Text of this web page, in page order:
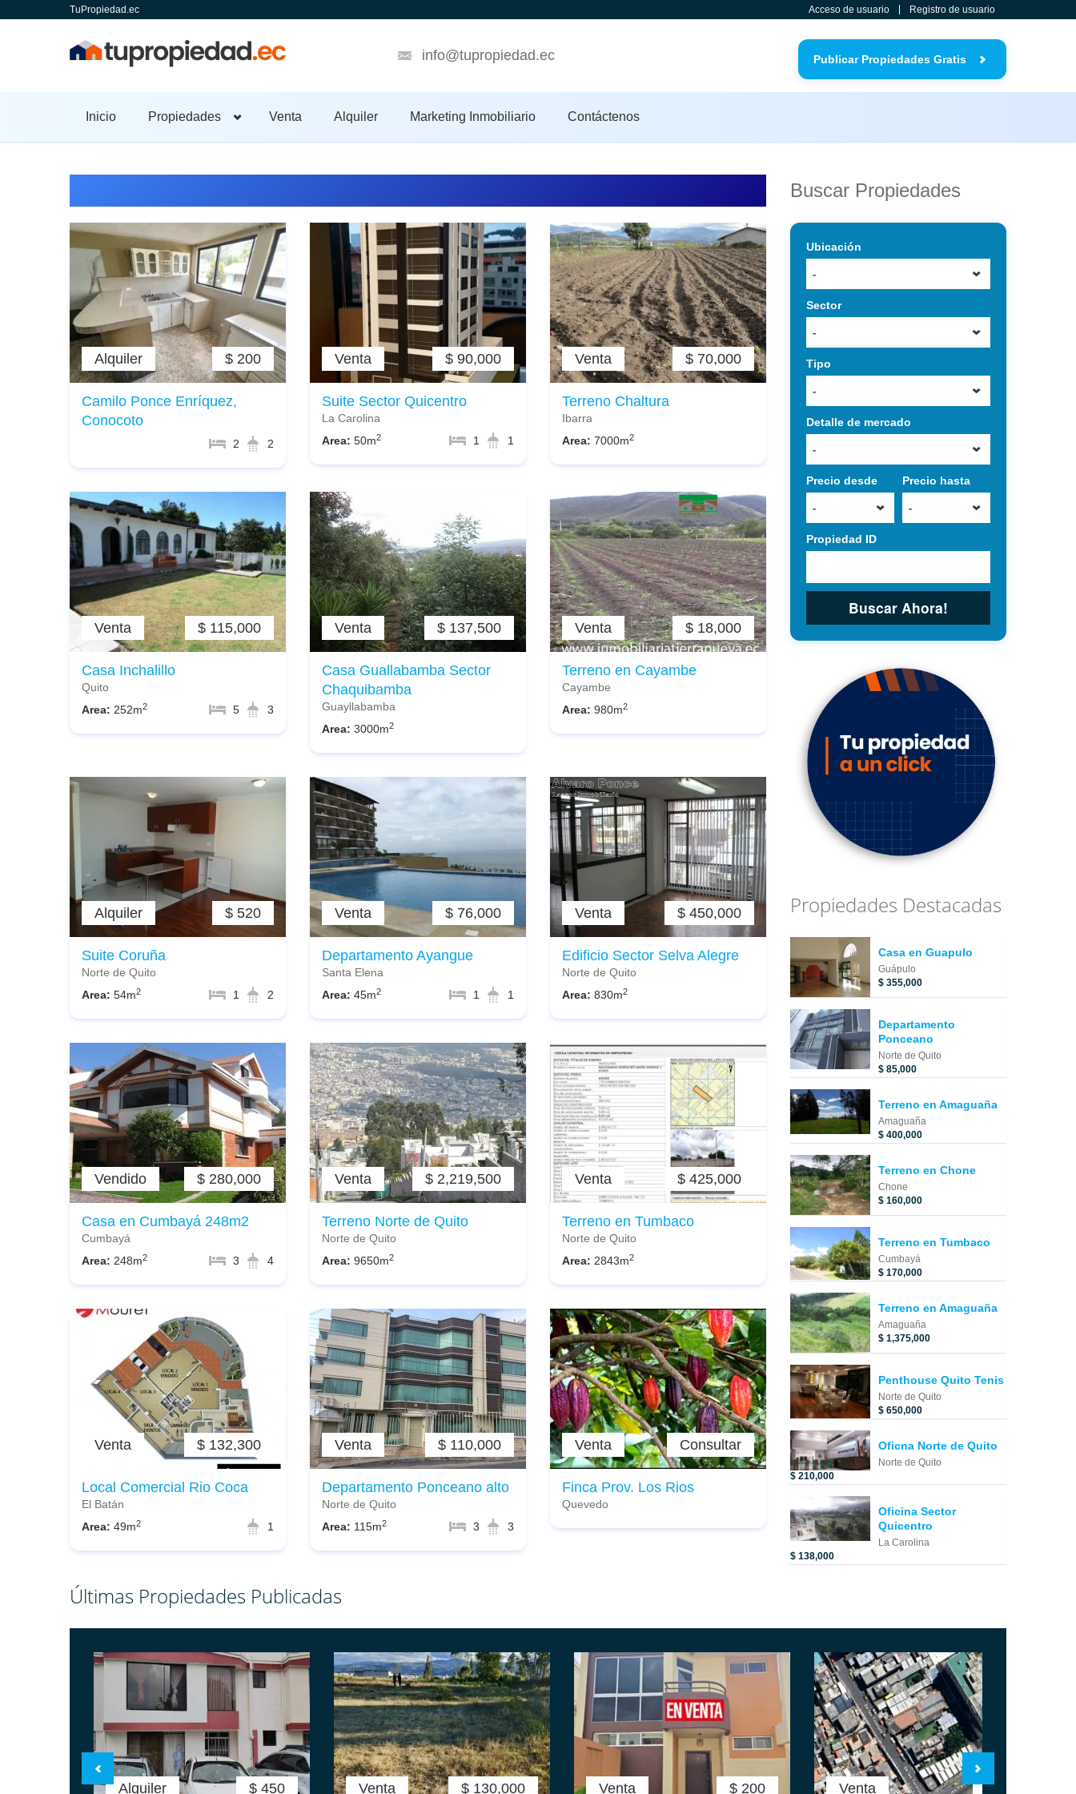
TuPropiedad.ec Acceso de usuario Registro de usuario
info@tupropiedad.ec Publicar Propiedades Gratis
Inicio Propiedades Venta Alquiler Marketing Inmobiliario Contáctenos
Alquiler $ 200
Camilo Ponce Enríquez,
Conocoto
2
2
Venta $ 90,000
Suite Sector Quicentro
La Carolina
Area: 50m2 1
1
Venta $ 70,000
Terreno Chaltura
Ibarra
Area: 7000m2
Venta $ 115,000
Casa Inchalillo
Quito
Area: 252m2 3
5
Venta $ 137,500
Casa Guallabamba Sector
Chaquibamba
Guayllabamba
Area: 3000m2
Venta $ 18,000
Terreno en Cayambe
Cayambe
Area: 980m2
Alquiler $ 520
Suite Coruña
Norte de Quito
Area: 54m2 2
1
Venta $ 76,000
Departamento Ayangue
Santa Elena
Area: 45m2 1
1
Venta $ 450,000
Edificio Sector Selva Alegre
Norte de Quito
Area: 830m2
Vendido $ 280,000
Casa en Cumbayá 248m2
Cumbayá
Area: 248m2 4
3
Venta $ 2,219,500
Terreno Norte de Quito
Norte de Quito
Area: 9650m2
Venta $ 425,000
Terreno en Tumbaco
Norte de Quito
Area: 2843m2
Venta $ 132,300
Local Comercial Rio Coca
El Batán
Area: 49m2 1
Venta $ 110,000
Departamento Ponceano alto
Norte de Quito
Area: 115m2 3
3
Venta Consultar
Finca Prov. Los Rios
Quevedo
Buscar Propiedades
Ubicación
-
Sector
-
Tipo
-
Detalle de mercado
-
Precio desde
-
Precio hasta
-
Propiedad ID
Buscar Ahora!
Propiedades Destacadas
Casa en Guapulo
Guápulo
$ 355,000
Departamento
Ponceano
Norte de Quito
$ 85,000
Terreno en Amaguaña
Amaguaña
$ 400,000
Terreno en Chone
Chone
$ 160,000
Terreno en Tumbaco
Cumbayá
$ 170,000
Terreno en Amaguaña
Amaguaña
$ 1,375,000
Penthouse Quito Tenis
Norte de Quito
$ 650,000
Oficna Norte de Quito
Norte de Quito
$ 210,000
Oficina Sector
Quicentro
La Carolina
$ 138,000
Últimas Propiedades Publicadas
Alquiler $ 450 Venta $ 130,000 Venta $ 200 Venta $ 0